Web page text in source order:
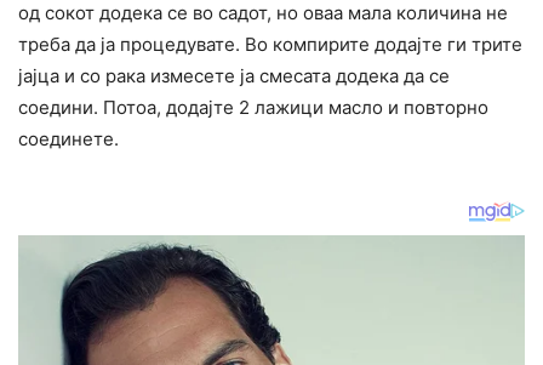
од сокот додека се во садот, но оваа мала количина не
треба да ја процедувате. Во компирите додајте ги трите
јајца и со рака измесете ја смесата додека да се
соедини. Потоа, додајте 2 лажици масло и повторно
соединете.